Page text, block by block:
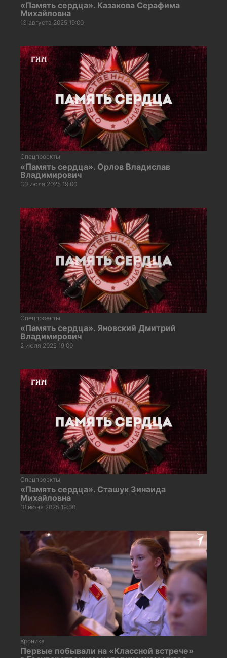
«Память сердца». Казакова Серафима
Михайловна
13 августа 2025 19:00
Спецпроекты
«Память сердца». Орлов Владислав
Владимирович
30 июля 2025 19:00
Спецпроекты
«Память сердца». Яновский Дмитрий
Владимирович
2 июля 2025 19:00
Спецпроекты
«Память сердца». Сташук Зинаида
Михайловна
18 июня 2025 19:00
Хроника
Первые побывали на «Классной встрече»